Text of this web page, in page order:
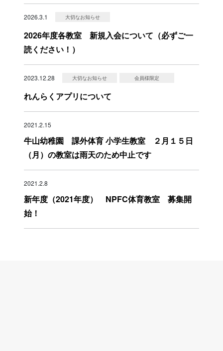
2026.3.1 大切なお知らせ
2026年度各教室 新規入会について（必ずご一
読ください！）
2023.12.28 大切なお知らせ 会員様限定
れんらくアプリについて
2021.2.15
牛山幼稚園 課外体育 小学生教室 ２月１５日
（月）の教室は雨天のため中止です
2021.2.8
新年度（2021年度） NPFC体育教室 募集開
始！